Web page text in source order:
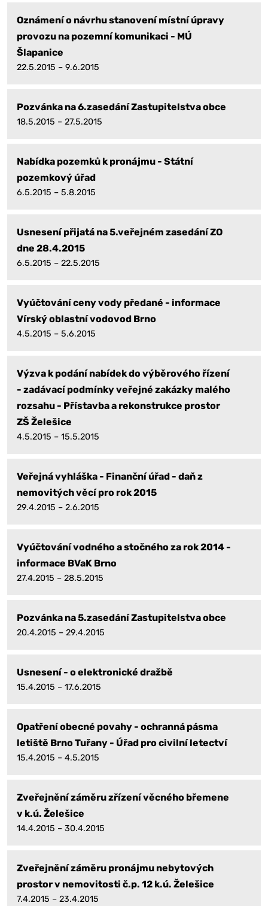
Oznámení o návrhu stanovení místní úpravy
provozu na pozemní komunikaci - MÚ
Šlapanice
22.5.2015 – 9.6.2015
Pozvánka na 6.zasedání Zastupitelstva obce
18.5.2015 – 27.5.2015
Nabídka pozemků k pronájmu - Státní
pozemkový úřad
6.5.2015 – 5.8.2015
Usnesení přijatá na 5.veřejném zasedání ZO
dne 28.4.2015
6.5.2015 – 22.5.2015
Vyúčtování ceny vody předané - informace
Vírský oblastní vodovod Brno
4.5.2015 – 5.6.2015
Výzva k podání nabídek do výběrového řízení
- zadávací podmínky veřejné zakázky malého
rozsahu - Přístavba a rekonstrukce prostor
ZŠ Želešice
4.5.2015 – 15.5.2015
Veřejná vyhláška - Finanční úřad - daň z
nemovitých věcí pro rok 2015
29.4.2015 – 2.6.2015
Vyúčtování vodného a stočného za rok 2014 -
informace BVaK Brno
27.4.2015 – 28.5.2015
Pozvánka na 5.zasedání Zastupitelstva obce
20.4.2015 – 29.4.2015
Usnesení - o elektronické dražbě
15.4.2015 – 17.6.2015
Opatření obecné povahy - ochranná pásma
letiště Brno Tuřany - Úřad pro civilní letectví
15.4.2015 – 4.5.2015
Zveřejnění záměru zřízení věcného břemene
v k.ú. Želešice
14.4.2015 – 30.4.2015
Zveřejnění záměru pronájmu nebytových
prostor v nemovitosti č.p. 12 k.ú. Želešice
7.4.2015 – 23.4.2015